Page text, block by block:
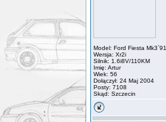
Model: Ford Fiesta Mk3`91
Wersja: Xr2i
Silnik: 1.6i8V/110KM
Imię: Artur
Wiek: 56
Dołączył: 24 Maj 2004
Posty: 7108
Skąd: Szczecin